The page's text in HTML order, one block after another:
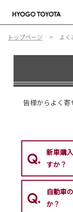
トップページ よく
皆様からよく
新車購
すか？
自動車
か？